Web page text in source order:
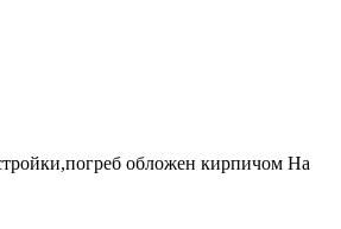
обложен кирпичом На